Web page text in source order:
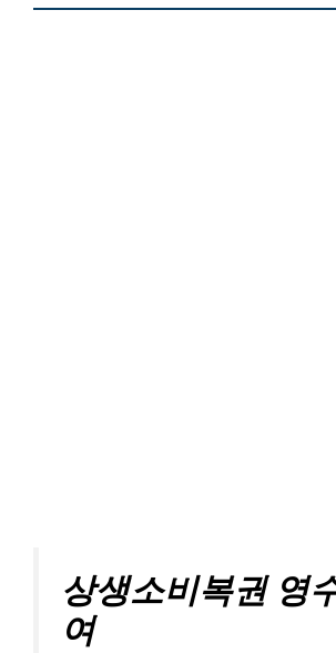
상생소비복권 영
여